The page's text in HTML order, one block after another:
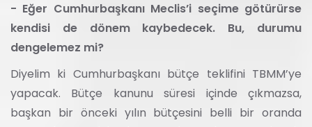
- Eğer Cumhurbaşkanı Meclis’i seçime götürürse
kendisi de dönem kaybedecek. Bu, durumu
dengelemez mi?
Diyelim ki Cumhurbaşkanı bütçe teklifini TBMM’ye
yapacak. Bütçe kanunu süresi içinde çıkmazsa,
başkan bir önceki yılın bütçesini belli bir oranda